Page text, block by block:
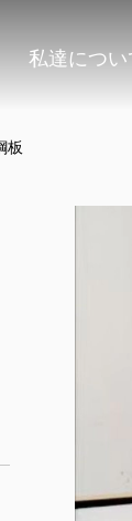
私達につい
板